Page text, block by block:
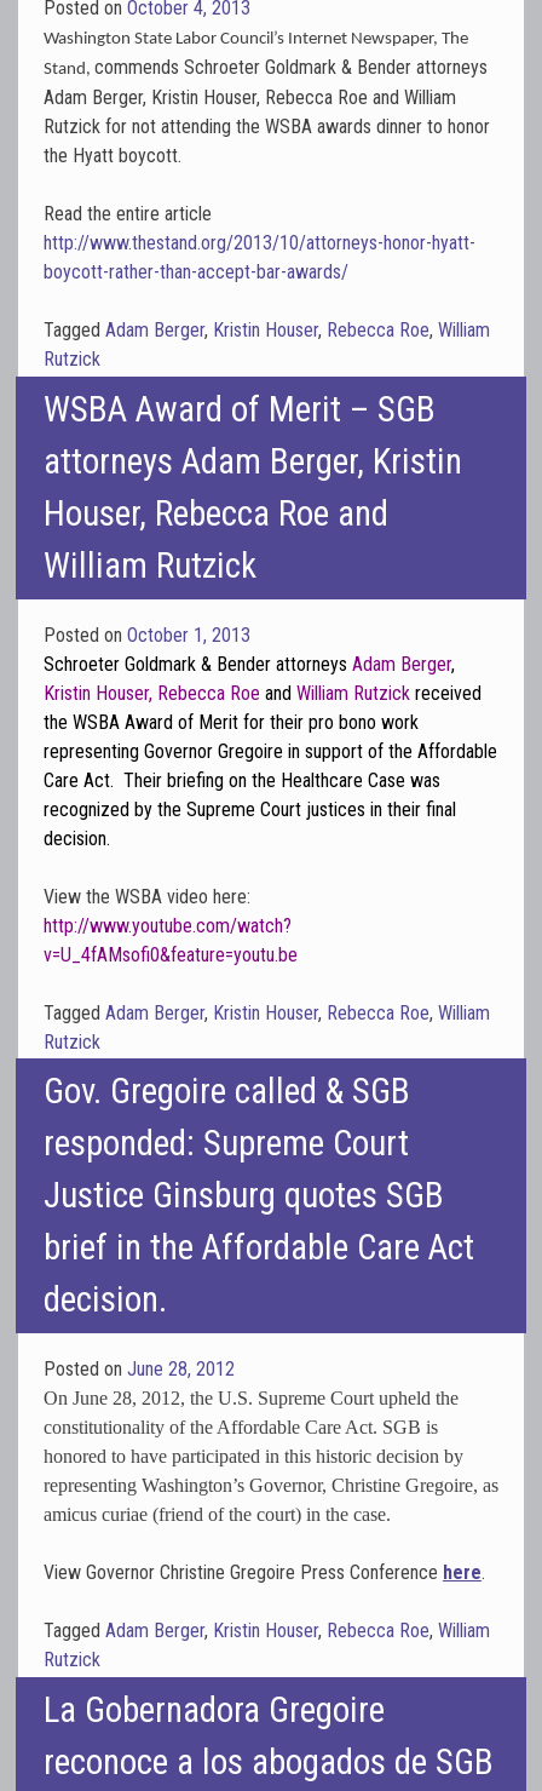
Posted on October 4, 2013
Washington State Labor Council’s Internet Newspaper, The
Stand, commends Schroeter Goldmark & Bender attorneys
Adam Berger, Kristin Houser, Rebecca Roe and William
Rutzick for not attending the WSBA awards dinner to honor
the Hyatt boycott.
Read the entire article
http://www.thestand.org/2013/10/attorneys-honor-hyatt-
boycott-rather-than-accept-bar-awards/
Tagged Adam Berger, Kristin Houser, Rebecca Roe, William
Rutzick
WSBA Award of Merit – SGB
attorneys Adam Berger, Kristin
Houser, Rebecca Roe and
William Rutzick
Posted on October 1, 2013
Schroeter Goldmark & Bender attorneys Adam Berger,
Kristin Houser, Rebecca Roe and William Rutzick received
the WSBA Award of Merit for their pro bono work
representing Governor Gregoire in support of the Affordable
Care Act. Their briefing on the Healthcare Case was
recognized by the Supreme Court justices in their final
decision.
View the WSBA video here:
http://www.youtube.com/watch?
v=U_4fAMsofi0&feature=youtu.be
Tagged Adam Berger, Kristin Houser, Rebecca Roe, William
Rutzick
Gov. Gregoire called & SGB
responded: Supreme Court
Justice Ginsburg quotes SGB
brief in the Affordable Care Act
decision.
Posted on June 28, 2012
On June 28, 2012, the U.S. Supreme Court upheld the
constitutionality of the Affordable Care Act. SGB is
honored to have participated in this historic decision by
representing Washington’s Governor, Christine Gregoire, as
amicus curiae (friend of the court) in the case.
View Governor Christine Gregoire Press Conference here.
Tagged Adam Berger, Kristin Houser, Rebecca Roe, William
Rutzick
La Gobernadora Gregoire
reconoce a los abogados de SGB